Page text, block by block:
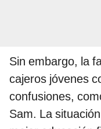
Sin embargo, la
cajeros jóvenes
confusiones,
Sam. La